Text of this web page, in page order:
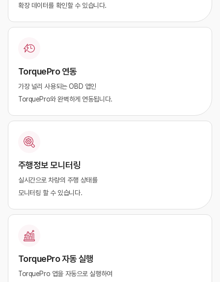
확장 데이터를 확인할 수 있습니다.
TorquePro 연동
가장 널리 사용되는 OBD 앱인
TorquePro와 완벽하게 연동됩니다.
주행정보 모니터링
실시간으로 차량의 주행 상태를
모니터링 할 수 있습니다.
TorquePro 자동 실행
TorquePro 앱을 자동으로 실행하여